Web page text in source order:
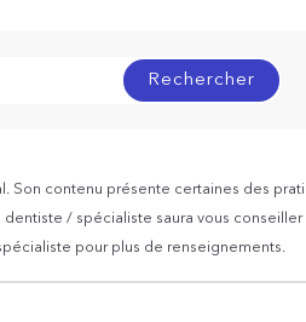
Rechercher
Son contenu présente certaines des
/ spécialiste saura vous conseiller
pour plus de renseignements.